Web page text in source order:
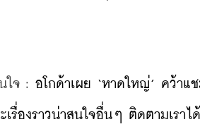
ใจ : อโกด้าเผย ‘หาดใหญ่’ คว้าแ
รื่องราวน่าสนใจอื่นๆ ติดตามเรา